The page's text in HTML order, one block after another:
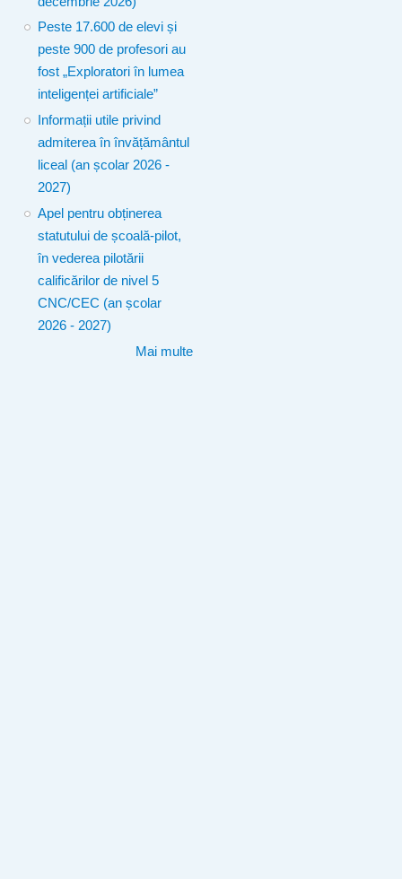
Peste 17.600 de elevi și
peste 900 de profesori au
fost „Exploratori în lumea
inteligenței artificiale”
Informații utile privind
admiterea în învățământul
liceal (an școlar 2026 -
2027)
Apel pentru obținerea
statutului de școală-pilot,
în vederea pilotării
calificărilor de nivel 5
CNC/CEC (an școlar
2026 - 2027)
Mai multe